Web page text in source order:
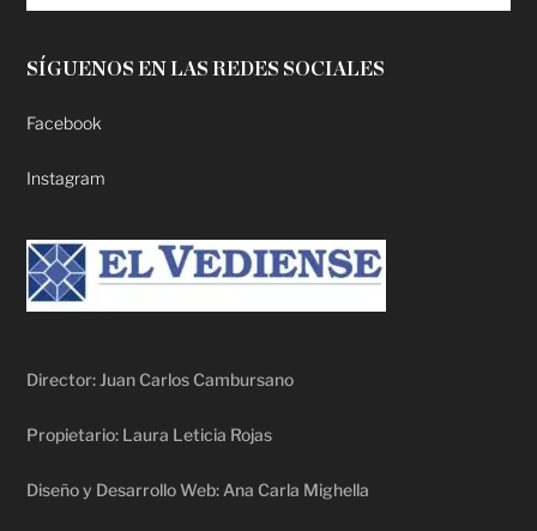
SÍGUENOS EN LAS REDES SOCIALES
Facebook
Instagram
Director: Juan Carlos Cambursano
Propietario: Laura Leticia Rojas
Diseño y Desarrollo Web: Ana Carla Mighella